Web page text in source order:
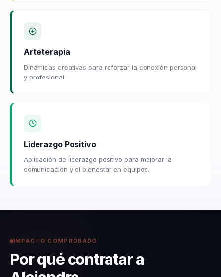
Arteterapia
Dinámicas creativas para reforzar la conexión personal
y profesional.
Liderazgo Positivo
Aplicación de liderazgo positivo para mejorar la
comunicación y el bienestar en equipos.
IMPACTO COMPROBADO
Por qué contratar a